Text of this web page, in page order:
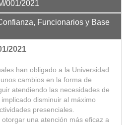
001/2021
atención más eficaz a las
Universitarias,
Presupuesta y la
considerando que la
con los que cuenta
aquí
Funcionarios y Base
febrero, correspondiente a los
será hasta nuevo aviso.
2021
han obligado a la Universidad
cambios en la forma de
atendiendo las necesidades de
disminuir al máximo
presenciales.
una atención más eficaz a